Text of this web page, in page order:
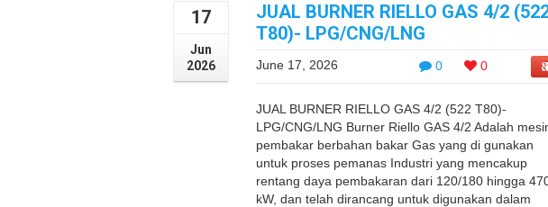
17
Jun
2026
JUAL BURNER RIELLO GAS 4/2
T80)- LPG/CNG/LNG
0 0
June 17, 2026
JUAL BURNER RIELLO GAS 4/2 (522 T80)-
LPG/CNG/LNG Burner Riello GAS 4/2 Adalah
pembakar berbahan bakar Gas yang di gunakan
untuk proses pemanas Industri yang mencakup
rentang daya pembakaran dari 120/180 hingga
kW, dan telah dirancang untuk digunakan dalam